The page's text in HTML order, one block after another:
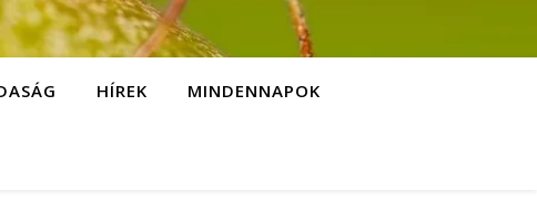
HÍREK MINDENNAPOK